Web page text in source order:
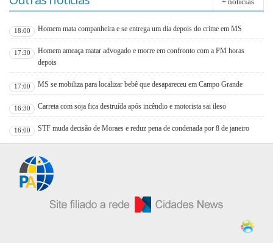
18:00 Homem mata companheira e se entrega um dia depois do crime em MS
17:30
Homem ameaça matar advogado e morre em confronto com a PM horas
depois
17:00 MS se mobiliza para localizar bebê que desapareceu em Campo Grande
16:30 Carreta com soja fica destruída após incêndio e motorista sai ileso
16:00 STF muda decisão de Moraes e reduz pena de condenada por 8 de janeiro